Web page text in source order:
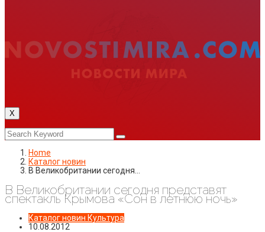
X
Home
Каталог новин
В Великобритании сегодня…
В Великобритании сегодня представят
спектакль Крымова «Сон в летнюю ночь»
Каталог новин Культура
10.08.2012